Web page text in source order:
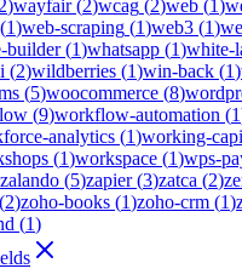
2)wayfair(2)wcag (2)web (1)
(1)web-scraping (1)web3 (1)
builder(1)whatsapp (1)white-
(2)wildberries (1)win-back (1)
(5)woocommerce (8)
(9)workflow-automation (1
analytics (1)working-
(1)workspace (1)wps-
zalando (5)zapier(3)zatca (2)
(2)zoho-books (1)zoho-crm (1)
(1)